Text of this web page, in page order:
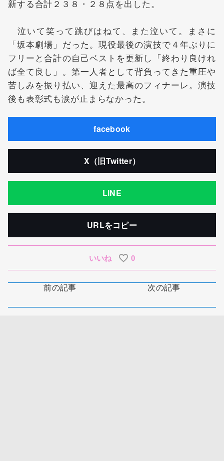
新する合計２３８・２８点を出した。
泣いて笑って跳びはねて、また泣いて。まさに
「坂本劇場」だった。現役最後の演技で４年ぶりに
フリーと合計の自己ベストを更新し「終わり良けれ
ば全て良し」。第一人者として背負ってきた重圧や
苦しみを振り払い、迎えた最高のフィナーレ。演技
後も表彰式も涙が止まらなかった。
facebook
X（旧Twitter）
LINE
URLをコピー
いいね 0
前の記事 次の記事